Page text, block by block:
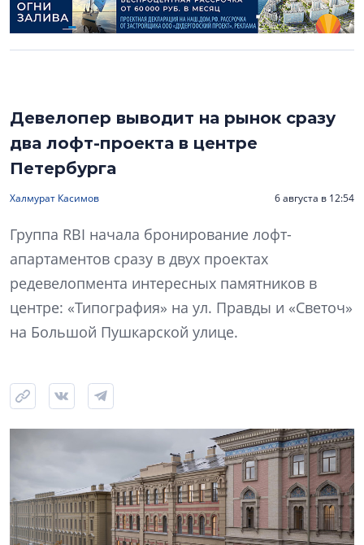
Девелопер выводит на рынок сразу
два лофт-проекта в центре
Петербурга
Халмурат Касимов 6 августа в 12:54
Группа RBI начала бронирование лофт-
апартаментов сразу в двух проектах
редевелопмента интересных памятников в
центре: «Типография» на ул. Правды и «Светоч»
на Большой Пушкарской улице.